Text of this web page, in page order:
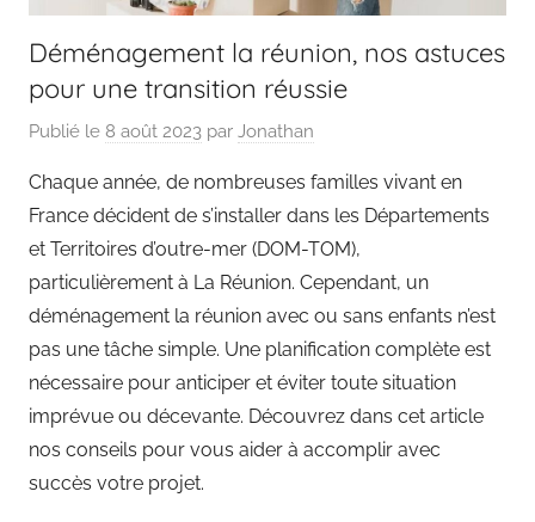
Déménagement la réunion, nos astuces
pour une transition réussie
Publié le 8 août 2023 par Jonathan
Chaque année, de nombreuses familles vivant en
France décident de s’installer dans les Départements
et Territoires d’outre-mer (DOM-TOM),
particulièrement à La Réunion. Cependant, un
déménagement la réunion avec ou sans enfants n’est
pas une tâche simple. Une planification complète est
nécessaire pour anticiper et éviter toute situation
imprévue ou décevante. Découvrez dans cet article
nos conseils pour vous aider à accomplir avec
succès votre projet.